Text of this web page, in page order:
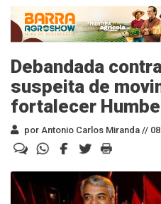
Debandada
suspeita de
fortalecer
por Antonio Carlos Miranda //